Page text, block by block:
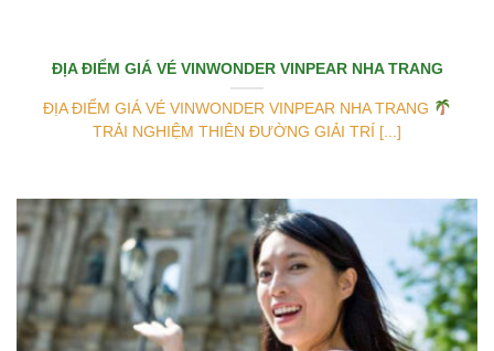
ĐỊA ĐIỂM GIÁ VÉ VINWONDER VINPEAR NHA TRANG
ĐỊA ĐIỂM GIÁ VÉ VINWONDER VINPEAR NHA TRANG
TRẢI NGHIỆM THIÊN ĐƯỜNG GIẢI TRÍ [...]